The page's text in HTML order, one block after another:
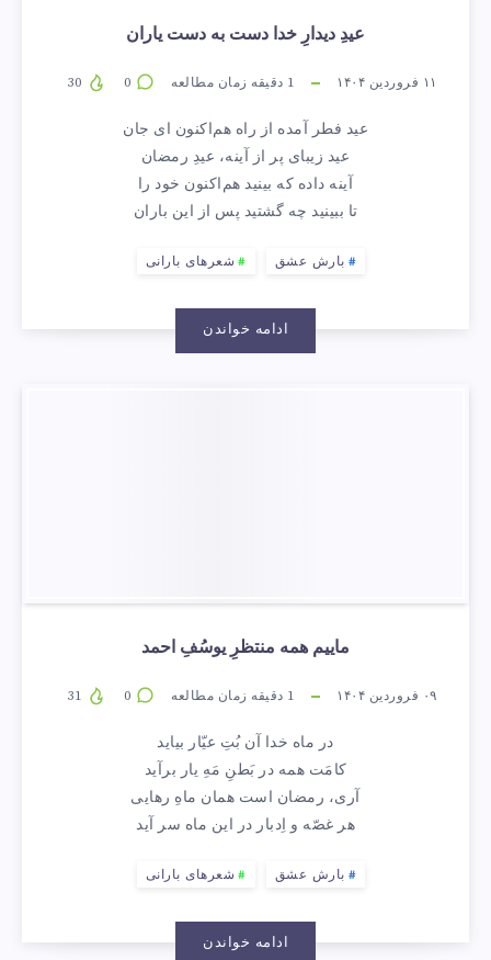
عیدِ دیدارِ خدا دست به دست یاران
۱۱ فروردین ۱۴۰۴ 1 دقیقه زمان مطالعه 0
عید فطر آمده از راه هم‌اکنون ای جان
عید زیبای پر از آینه، عیدِ رمضان
آینه داده که بینید هم‌اکنون خود را
تا ببینید چه گشتید پس از این باران
بارش عشق شعرهای بارانی
ادامه خواندن
ماییم همه منتظرِ یوسُفِ احمد
۰۹ فروردین ۱۴۰۴ 1 دقیقه زمان مطالعه 0
در ماه خدا آن بُتِ عیّار بیاید
کامَت همه در بَطنِ مَهِ یار برآید
آری، رمضان است همان ماهِ رهایی
هر غصّه و اِدبار در این ماه سر آید
بارش عشق شعرهای بارانی
ادامه خواندن